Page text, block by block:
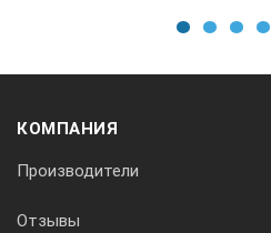
КОМПАНИЯ
Производители
Отзывы